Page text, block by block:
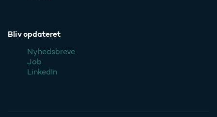
Bliv opdateret
Nyhedsbreve
Job
LinkedIn